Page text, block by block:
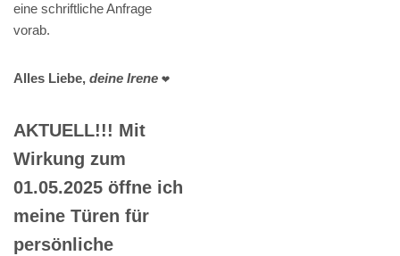
eine schriftliche Anfrage
vorab.
Alles Liebe, deine Irene ❤️
AKTUELL!!! Mit
Wirkung zum
01.05.2025 öffne ich
meine Türen für
persönliche